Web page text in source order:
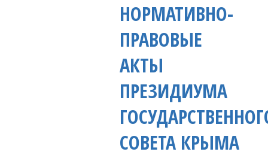
НОРМАТИВНО-
ПРАВОВЫЕ
АКТЫ
ПРЕЗИДИУМА
СОВЕТА КРЫМА